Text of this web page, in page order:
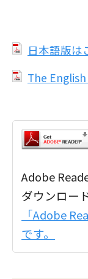
日本語版は
The English
Adobe
ダウンロー
「Adobe
です。